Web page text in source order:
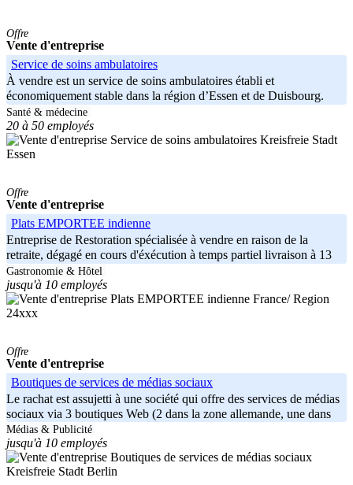
Offre
Vente d'entreprise
Service de soins ambulatoires
À vendre est un service de soins ambulatoires établi et
économiquement stable dans la région d’Essen et de Duisbourg.
Profil de
Santé & médecine
20 à 50 employés
Kreisfreie Stadt
Essen
Offre
Vente d'entreprise
Plats EMPORTEE indienne
Entreprise de Restoration spécialisée à vendre en raison de la
retraite, dégagé en cours d'éxécution à temps partiel livraison à 13
Gastronomie & Hôtel
jusqu'à 10 employés
France/ Region
24xxx
Offre
Vente d'entreprise
Boutiques de services de médias sociaux
Le rachat est assujetti à une société qui offre des services de médias
sociaux via 3 boutiques Web (2 dans la zone allemande, une dans
la
Médias & Publicité
jusqu'à 10 employés
Kreisfreie Stadt Berlin